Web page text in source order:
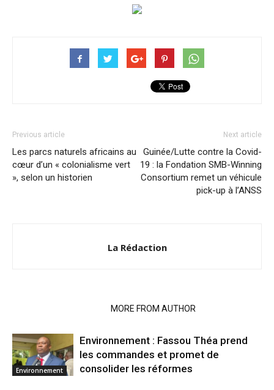
Previous article
Les parcs naturels africains au
cœur d’un « colonialisme vert
», selon un historien
Next article
Guinée/Lutte contre la Covid-
19 : la Fondation SMB-Winning
Consortium remet un véhicule
pick-up à l’ANSS
La Rédaction
MORE FROM AUTHOR
Environnement
Environnement : Fassou Théa prend
les commandes et promet de
consolider les réformes